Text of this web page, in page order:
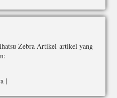
Zebra Artikel-artikel yang
|